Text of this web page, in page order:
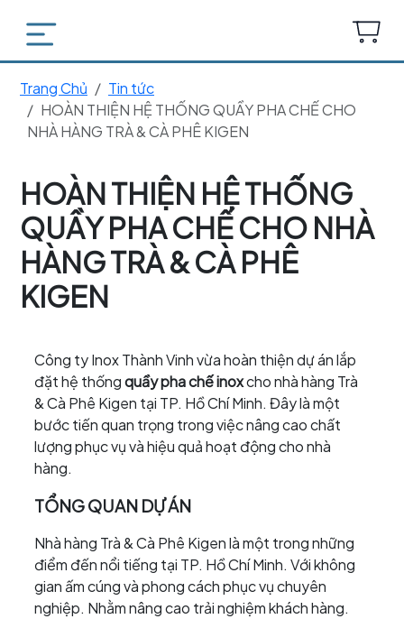
Trang Chủ
Tin tức
HOÀN THIỆN HỆ THỐNG QUẦY PHA CHẾ CHO
NHÀ HÀNG TRÀ & CÀ PHÊ KIGEN
HOÀN THIỆN HỆ THỐNG
QUẦY PHA CHẾ CHO NHÀ
HÀNG TRÀ & CÀ PHÊ
KIGEN
Công ty Inox Thành Vinh vừa hoàn thiện dự án lắp
đặt hệ thốngquầy pha chế inoxcho nhà hàng Trà
& Cà Phê Kigen tại TP. Hồ Chí Minh. Đây là một
bước tiến quan trọng trong việc nâng cao chất
lượng phục vụ và hiệu quả hoạt động cho nhà
hàng.
TỔNG QUAN DỰ ÁN
Nhà hàng Trà & Cà Phê Kigen là một trong những
điểm đến nổi tiếng tại TP. Hồ Chí Minh. Với không
gian ấm cúng và phong cách phục vụ chuyên
nghiệp. Nhằm nâng cao trải nghiệm khách hàng.